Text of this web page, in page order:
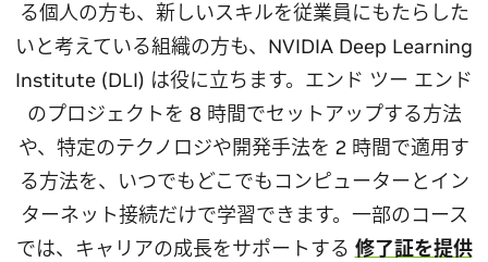
る個人の方も、新しいスキルを従業員にもたらした
いと考えている組織の方も、NVIDIA Deep Learning
Institute (DLI) は役に立ちます。エンド ツー エンド
のプロジェクトを 8 時間でセットアップする方法
や、特定のテクノロジや開発手法を 2 時間で適用す
る方法を、いつでもどこでもコンピューターとイン
ターネット接続だけで学習できます。一部のコース
では、キャリアの成長をサポートする 修了証を提供